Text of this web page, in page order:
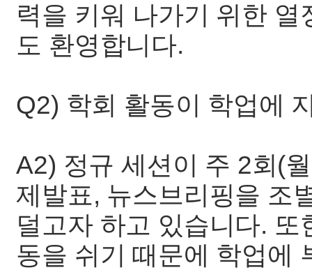
력을 키워 나가기 위한
도 환영합니다.
Q2) 학회 활동이 학업에
A2) 정규 세션이 주 2회(
제발표, 뉴스브리핑을 조
덜고자 하고 있습니다.
동을 쉬기 때문에 학업에